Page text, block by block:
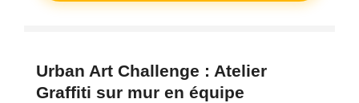
Urban Art Challenge : Atelier
Graffiti sur mur en équipe